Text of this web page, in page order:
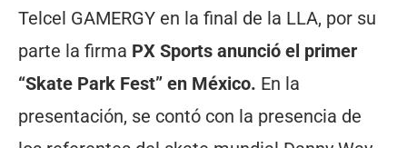
Telcel GAMERGY en la final de la LLA, por su
parte la firma PX Sports anunció el primer
“Skate Park Fest” en México. En la
presentación, se contó con la presencia de